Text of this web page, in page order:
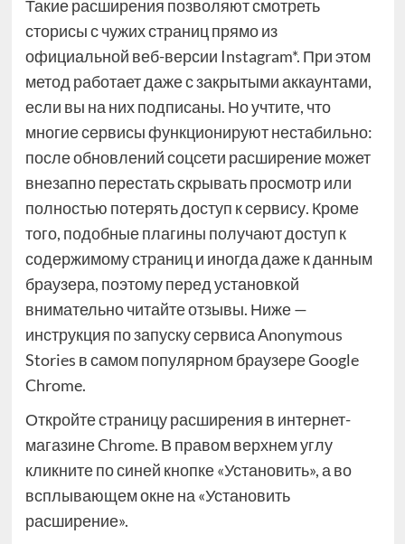
Такие расширения позволяют смотреть
сторисы с чужих страниц прямо из
официальной веб-версии Instagram*. При этом
метод работает даже с закрытыми аккаунтами,
если вы на них подписаны. Но учтите, что
многие сервисы функционируют нестабильно:
после обновлений соцсети расширение может
внезапно перестать скрывать просмотр или
полностью потерять доступ к сервису. Кроме
того, подобные плагины получают доступ к
содержимому страниц и иногда даже к данным
браузера, поэтому перед установкой
внимательно читайте отзывы. Ниже —
инструкция по запуску сервиса Anonymous
Stories в самом популярном браузере Google
Chrome.
Откройте страницу расширения в интернет-
магазине Chrome. В правом верхнем углу
кликните по синей кнопке «Установить», а во
всплывающем окне на «Установить
расширение».